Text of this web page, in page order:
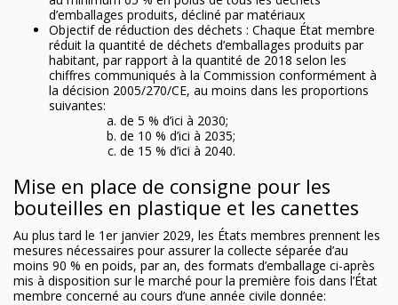
d’emballages produits, décliné par matériaux
Objectif de réduction des déchets : Chaque État membre
réduit la quantité de déchets d’emballages produits par
habitant, par rapport à la quantité de 2018 selon les
chiffres communiqués à la Commission conformément à
la décision 2005/270/CE, au moins dans les proportions
suivantes:
de 5 % d’ici à 2030;
de 10 % d’ici à 2035;
de 15 % d’ici à 2040.
Mise en place de consigne pour les
bouteilles en plastique et les canettes
Au plus tard le 1er janvier 2029, les États membres prennent les
mesures nécessaires pour assurer la collecte séparée d’au
moins 90 % en poids, par an, des formats d’emballage ci-après
mis à disposition sur le marché pour la première fois dans l’État
membre concerné au cours d’une année civile donnée: